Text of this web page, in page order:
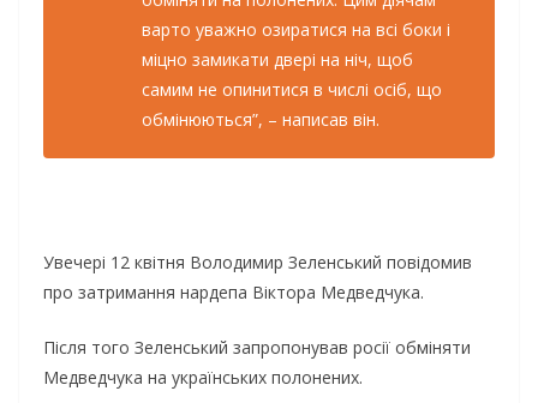
варто уважно озиратися на всі боки і
міцно замикати двері на ніч, щоб
самим не опинитися в числі осіб, що
обмінюються”, – написав він.
Увечері 12 квітня Володимир Зеленський повідомив
про затримання нардепа Віктора Медведчука.
Після того Зеленський запропонував росії обміняти
Медведчука на українських полонених.